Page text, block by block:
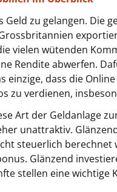
zu gelangen. Die
vielen wütenden
Rendite abwerfen.
dass die
zu verdienen,
Art der Geldanlage
unattraktiv.
steuerlich berechnet
Glänzend
stellen eine